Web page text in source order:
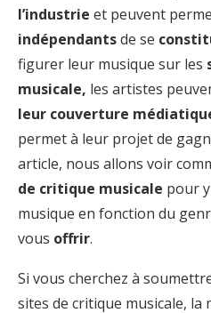
l’industrie et peuvent
indépendantsde se
figurer leur musique sur les
musicale, les artistes
leur couverture
permet à leur projet de
article, nous allons voir
de critique musicale pour
musique en fonction du
vous offrir.
Si vous cherchez à
sites de critique musicale, la